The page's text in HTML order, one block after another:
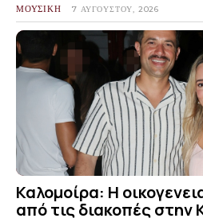
ΜΟΥΣΙΚΗ 7 ΑΥΓΟΎΣΤΟΥ, 2026
Καλομοίρα: Η
από τις διακοπές στην